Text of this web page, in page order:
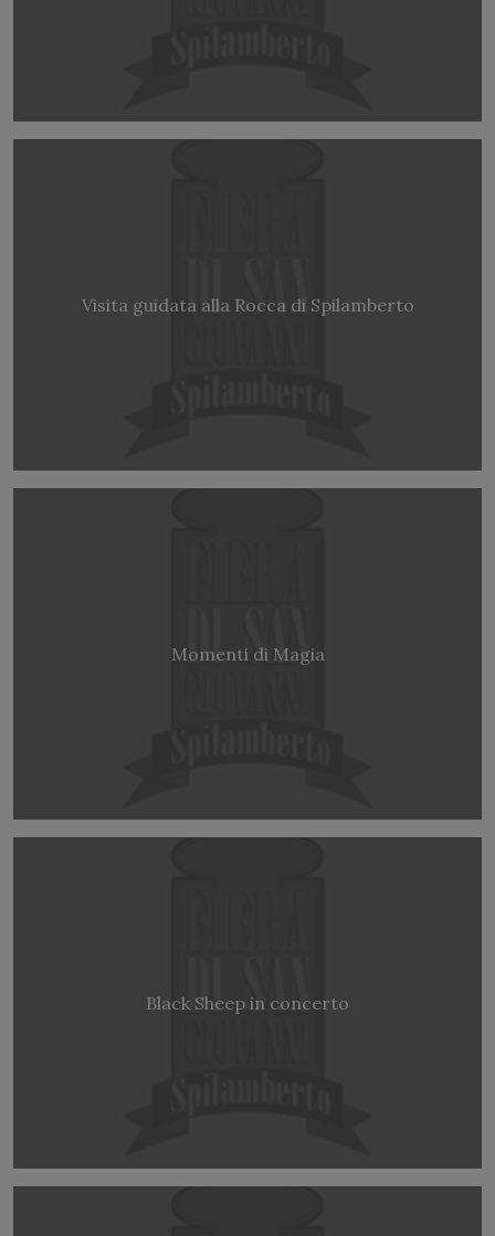
Visita guidata alla Rocca di Spilamberto
Momenti di Magia
Black Sheep in concerto